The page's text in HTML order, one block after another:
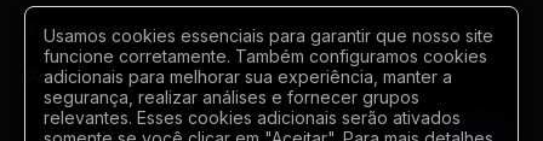
Termos de uso
Politica de privacidade
Usamos cookies essenciais para garantir que nosso site
funcione corretamente. Também configuramos cookies
adicionais para melhorar sua experiência, manter a
segurança, realizar análises e fornecer grupos
relevantes. Esses cookies adicionais serão ativados